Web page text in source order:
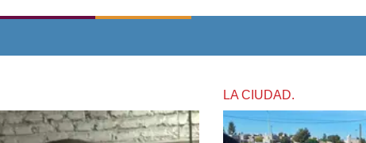
LA CIUDAD.